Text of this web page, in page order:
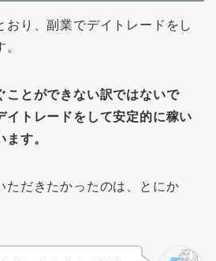
おり、副業でデイトレードをし
ことができない訳ではないで
イトレードをして安定的に稼い
す。
ただきたかったのは、とにか